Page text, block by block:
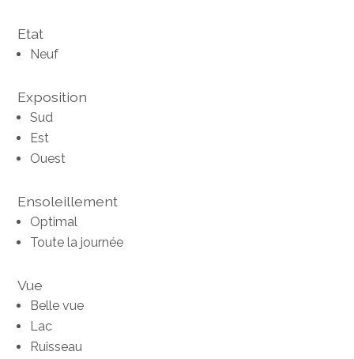
Etat
Neuf
Exposition
Sud
Est
Ouest
Ensoleillement
Optimal
Toute la journée
Vue
Belle vue
Lac
Ruisseau